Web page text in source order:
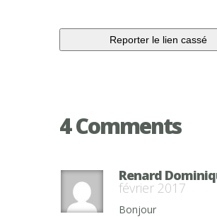
4 Comments
Renard
février 2017
Bonjour